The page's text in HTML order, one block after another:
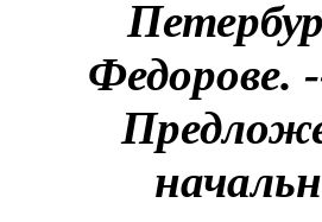
Федорове.